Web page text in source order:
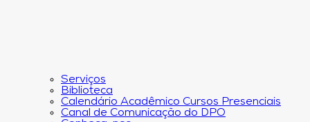
Serviços
Biblioteca
Calendário Acadêmico Cursos Presenciais
Canal de Comunicação do DPO